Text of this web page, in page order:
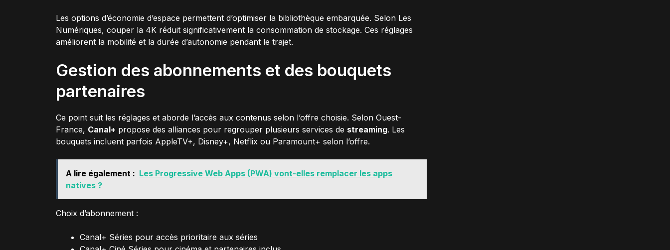
Les options d’économie d’espace permettent d’optimiser la bibliothèque embarquée. Selon Les
Numériques, couper la 4K réduit significativement la consommation de stockage. Ces réglages
améliorent la mobilité et la durée d’autonomie pendant le trajet.
Gestion des abonnements et des bouquets
partenaires
Ce point suit les réglages et aborde l’accès aux contenus selon l’offre choisie. Selon Ouest-
France, Canal+ propose des alliances pour regrouper plusieurs services de streaming. Les
bouquets incluent parfois AppleTV+, Disney+, Netflix ou Paramount+ selon l’offre.
A lire également : Les Progressive Web Apps (PWA) vont-elles remplacer les apps
natives ?
Choix d’abonnement :
Canal+ Séries pour accès prioritaire aux séries